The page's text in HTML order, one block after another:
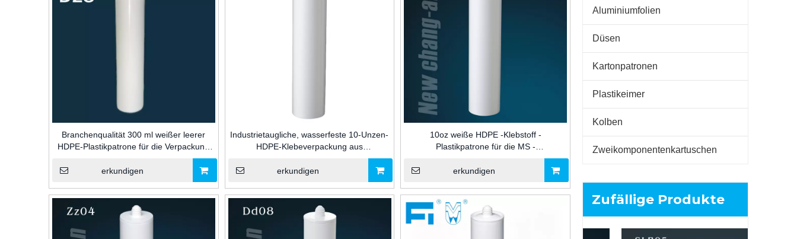
Branchenqualität 300 ml weißer leerer
HDPE-Plastikpatrone für die Verpackung
von Silikondichtmittel für den Bau
erkundigen
Industrietaugliche, wasserfeste 10-Unzen-
HDPE-Klebeverpackung aus
Kunststoffkartusche zum Abdichten von
Silikon-/MS-/PU-Dichtungsmitteln im
erkundigen
10oz weiße HDPE -Klebstoff -
Plastikpatrone für die MS -
Versiegelungsverpackung für die
Bauindustrie
erkundigen
Aluminiumfolien
Düsen
Kartonpatronen
Plastikeimer
Kolben
Zweikomponentenkartuschen
Zufällige Produkte